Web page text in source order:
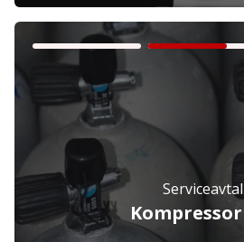
Företag
Privatperson
Serviceavtal
Kompressor